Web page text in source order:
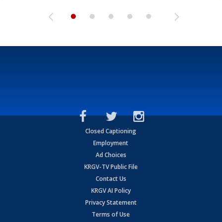
Closed Captioning
Employment
Ad Choices
KRGV-TV Public File
Contact Us
KRGV AI Policy
Privacy Statement
Terms of Use